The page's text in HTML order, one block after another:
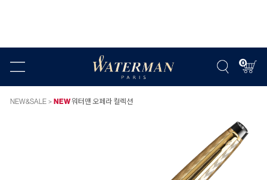
0
NEW&SALE NEW워터맨 오페라 컬렉션